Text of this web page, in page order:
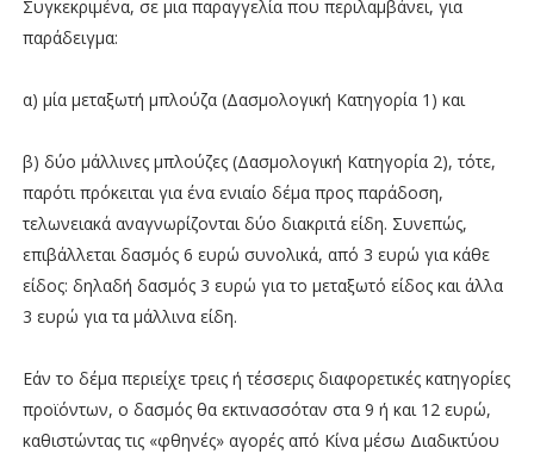
Συγκεκριμένα, σε μια παραγγελία που περιλαμβάνει, για
παράδειγμα:
α) μία μεταξωτή μπλούζα (Δασμολογική Κατηγορία 1) και
β) δύο μάλλινες μπλούζες (Δασμολογική Κατηγορία 2), τότε,
παρότι πρόκειται για ένα ενιαίο δέμα προς παράδοση,
τελωνειακά αναγνωρίζονται δύο διακριτά είδη. Συνεπώς,
επιβάλλεται δασμός 6 ευρώ συνολικά, από 3 ευρώ για κάθε
είδος: δηλαδή δασμός 3 ευρώ για το μεταξωτό είδος και άλλα
3 ευρώ για τα μάλλινα είδη.
Εάν το δέμα περιείχε τρεις ή τέσσερις διαφορετικές κατηγορίες
προϊόντων, ο δασμός θα εκτινασσόταν στα 9 ή και 12 ευρώ,
καθιστώντας τις «φθηνές» αγορές από Κίνα μέσω Διαδικτύου